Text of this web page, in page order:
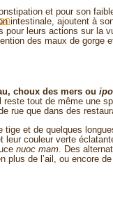
et pour son
intestinale, ajoutent à
pour leurs actions sur la
des maux de gorge
choux des mers ou
tout de même une
rue que dans des
tige et de quelques
leur couleur verte
nuoc mam. Des
plus de l’ail, ou encore